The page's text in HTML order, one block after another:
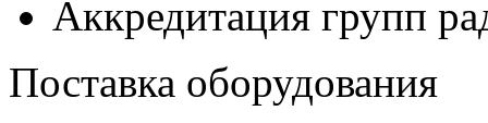
Аккредитация групп
Поставка оборудования